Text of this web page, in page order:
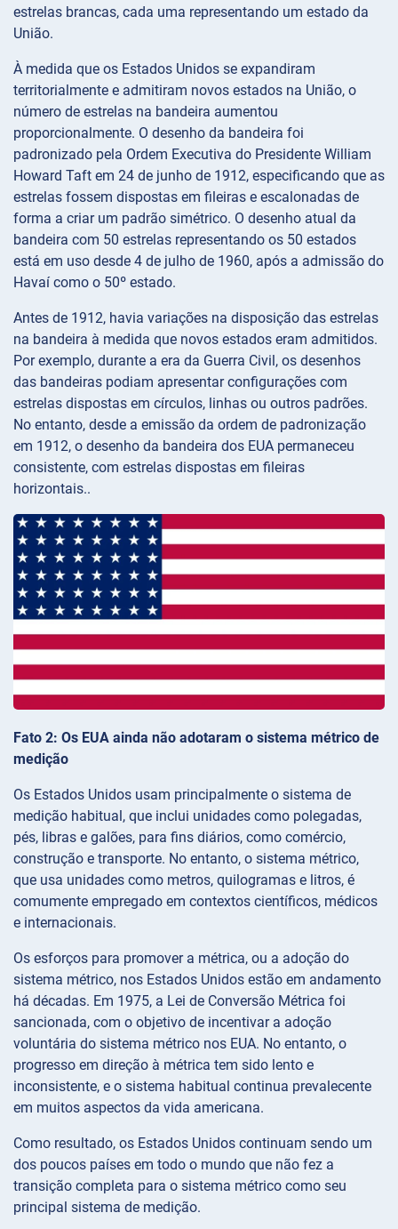
estrelas brancas, cada uma representando um estado da
União.
À medida que os Estados Unidos se expandiram
territorialmente e admitiram novos estados na União, o
número de estrelas na bandeira aumentou
proporcionalmente. O desenho da bandeira foi
padronizado pela Ordem Executiva do Presidente William
Howard Taft em 24 de junho de 1912, especificando que as
estrelas fossem dispostas em fileiras e escalonadas de
forma a criar um padrão simétrico. O desenho atual da
bandeira com 50 estrelas representando os 50 estados
está em uso desde 4 de julho de 1960, após a admissão do
Havaí como o 50º estado.
Antes de 1912, havia variações na disposição das estrelas
na bandeira à medida que novos estados eram admitidos.
Por exemplo, durante a era da Guerra Civil, os desenhos
das bandeiras podiam apresentar configurações com
estrelas dispostas em círculos, linhas ou outros padrões.
No entanto, desde a emissão da ordem de padronização
em 1912, o desenho da bandeira dos EUA permaneceu
consistente, com estrelas dispostas em fileiras
horizontais..
Fato 2: Os EUA ainda não adotaram o sistema métrico de
medição
Os Estados Unidos usam principalmente o sistema de
medição habitual, que inclui unidades como polegadas,
pés, libras e galões, para fins diários, como comércio,
construção e transporte. No entanto, o sistema métrico,
que usa unidades como metros, quilogramas e litros, é
comumente empregado em contextos científicos, médicos
e internacionais.
Os esforços para promover a métrica, ou a adoção do
sistema métrico, nos Estados Unidos estão em andamento
há décadas. Em 1975, a Lei de Conversão Métrica foi
sancionada, com o objetivo de incentivar a adoção
voluntária do sistema métrico nos EUA. No entanto, o
progresso em direção à métrica tem sido lento e
inconsistente, e o sistema habitual continua prevalecente
em muitos aspectos da vida americana.
Como resultado, os Estados Unidos continuam sendo um
dos poucos países em todo o mundo que não fez a
transição completa para o sistema métrico como seu
principal sistema de medição.